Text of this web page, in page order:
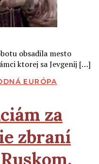
obsadila mesto
ktorej sa Jevgenij […]
EURÓPA
za
zbraní